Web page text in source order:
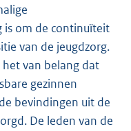
is om de continuïteit
van de jeugdzorg.
van belang dat
gezinnen
bevindingen uit de
De leden van de